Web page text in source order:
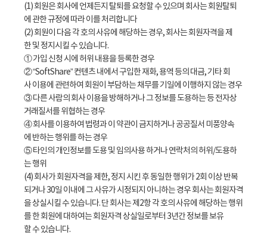
(1) 회원은 회사에 언제든지 탈퇴를 요청할 수 있으며 회사는 회원탈퇴
에 관한 규정에 따라 이를 처리합니다
(2) 회원이 다음 각 호의 사유에 해당하는 경우, 회사는 회원자격을 제
한 및 정지시킬 수 있습니다.
① 가입 신청 시에 허위 내용을 등록한 경우
② “SoftShare” 컨텐츠 내에서 구입한 재화, 용역 등의 대금, 기타 회
사 이용에 관련하여 회원이 부담하는 채무를 기일에 이행하지 않는 경우
③ 다른 사람의 회사 이용을 방해하거나 그 정보를 도용하는 등 전자상
거래질서를 위협하는 경우
④ 회사를 이용하여 법령과 이 약관이 금지하거나 공공질서 미풍양속
에 반하는 행위를 하는 경우
⑤ 타인의 개인정보를 도용 및 임의사용 하거나 연락처의 허위/도용하
는 행위
(4) 회사가 회원자격을 제한, 정지 시킨 후 동일한 행위가 2회 이상 반복
되거나 30일 이내에 그 사유가 시정되지 아니하는 경우 회사는 회원자격
을 상실시킬 수 있습니다. 단 회사는 제2항 각 호의 사유에 해당하는 행위
를 한 회원에 대하여는 회원자격 상실일로부터 3년간 정보를 보유
할 수 있습니다.